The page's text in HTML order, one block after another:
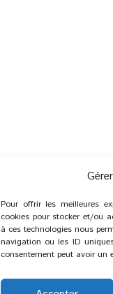
Pour offrir les meilleures
cookies pour stocker et/ou
à ces technologies nous
navigation ou les ID
consentement peut avoir un